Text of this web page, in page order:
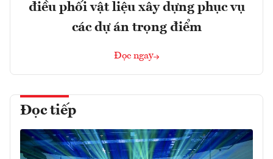
điều phối vật liệu xây dựng phục vụ
các dự án trọng điểm
Đọc ngay
Đọc tiếp